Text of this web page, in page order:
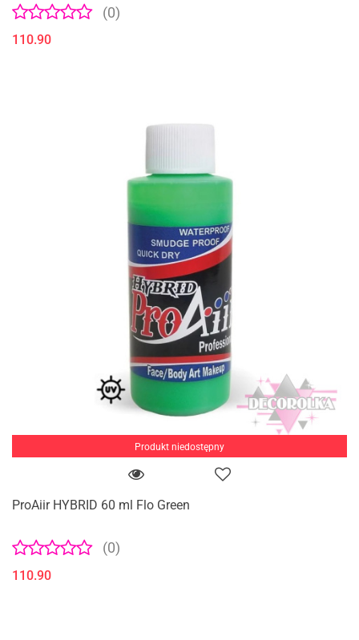
(0)
110.90
Produkt niedostępny
ProAiir HYBRID 60 ml Flo Green
(0)
110.90